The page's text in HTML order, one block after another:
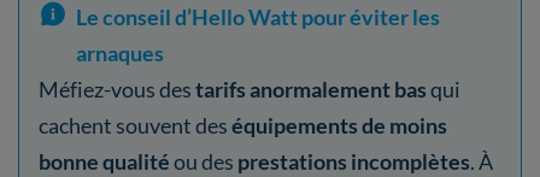
Le conseil d’Hello Watt pour éviter les
arnaques
Méfiez-vous destarifs anormalement basqui
cachent souvent deséquipements de moins
bonne qualitéou des prestations incomplètes. À